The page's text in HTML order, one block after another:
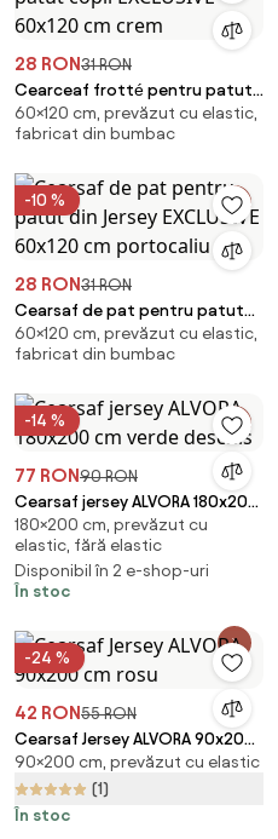
28 RON31 RON
Cearceaf frotté pentru patut
copii EXCLUSIVE 60x120 cm crem
60×120 cm, prevăzut cu elastic,
fabricat din bumbac
-10 %
28 RON31 RON
Cearsaf de pat pentru patut
din Jersey EXCLUSIVE 60x120 cm
portocaliu
60×120 cm, prevăzut cu elastic,
fabricat din bumbac
-14 %
77 RON90 RON
Cearsaf jersey ALVORA 180x200
cm verde deschis
180×200 cm, prevăzut cu
elastic, fără elastic
Disponibil în 2 e-shop-uri
În stoc
-24 %
42 RON55 RON
Cearsaf Jersey ALVORA 90x200
cm rosu
90×200 cm, prevăzut cu elastic
(1)
În stoc